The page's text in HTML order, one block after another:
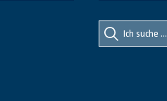
Suche
nach::
Suche
nach: